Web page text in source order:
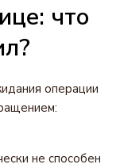
что
операции
не способен